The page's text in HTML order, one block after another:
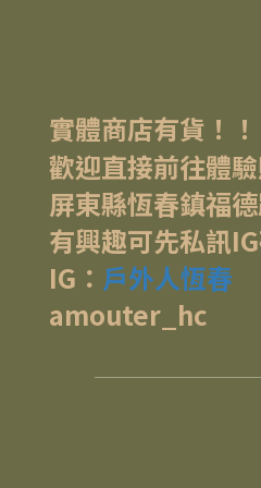
實體商店有貨！！
歡迎直接前往體
屏東縣恆春鎮福
有興趣可先私訊
IG： 戶外人恆春
amouter_hc